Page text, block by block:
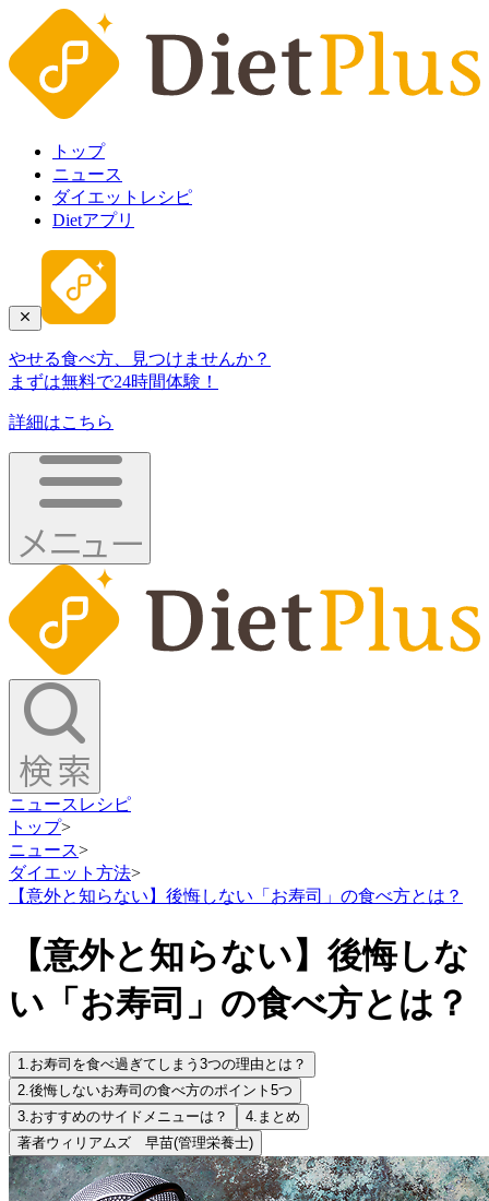
トップ
ニュース
ダイエットレシピ
Dietアプリ
やせる食べ方、見つけませんか？
まずは無料で24時間体験！
詳細はこちら
ニュース レシピ
トップ>
ニュース>
ダイエット方法>
【意外と知らない】後悔しない「お寿司」の食べ方とは？
【意外と知らない】後悔しな
い「お寿司」の食べ方とは？
1.お寿司を食べ過ぎてしまう3つの理由とは？
2.後悔しないお寿司の食べ方のポイント5つ
3.おすすめのサイドメニューは？ 4. まとめ
著者ウィリアムズ 早苗(管理栄養士)